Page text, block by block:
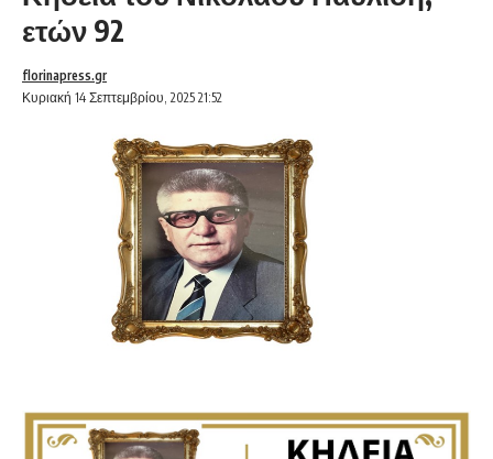
ετών 92
Κυριακή 14 Σεπτεμβρίου, 2025 21:52
florinapress.gr